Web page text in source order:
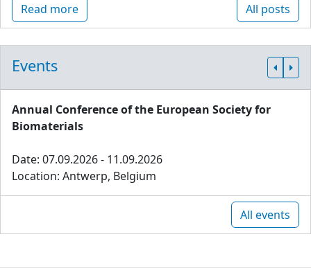
Read more All posts
Events
Annual Conference of the European Society for
Biomaterials
Date: 07.09.2026 - 11.09.2026
Location: Antwerp, Belgium
All events